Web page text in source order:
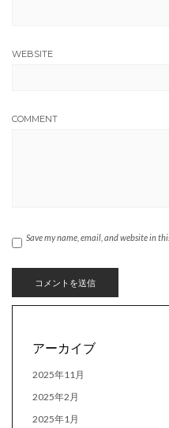
WEBSITE
COMMENT
Save my name, email, and website in
アーカイブ
2025年11月
2025年2月
2025年1月